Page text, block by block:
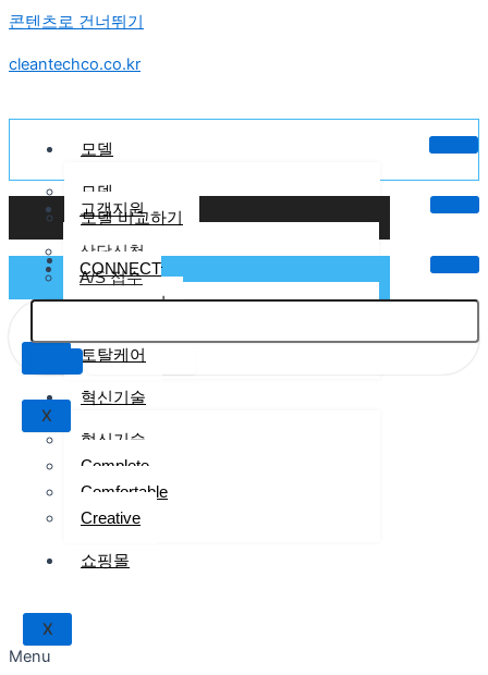
콘텐츠로 건너뛰기
cleantechco.co.kr
모델
모델
모델 비교하기
크린텍케어
크린텍 케어
토탈케어
혁신기술
혁신기술
Complete
Comfortable
Creative
쇼핑몰
X
고객지원
상담신청
A/S 접수
CONNECT
X
Menu